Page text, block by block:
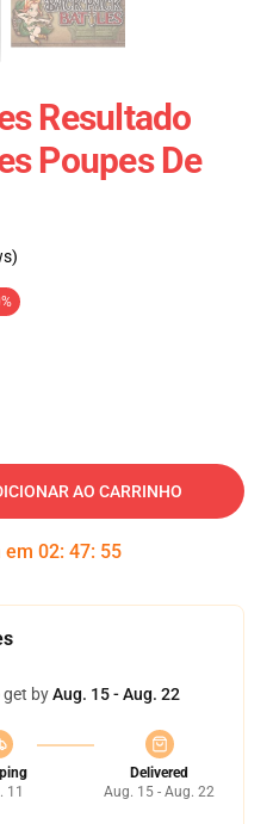
Resultado
Poupes De
AO CARRINHO
em 02: 47: 55
get byAug. 15 - Aug. 22
11
Delivered
Aug. 15 - Aug. 22